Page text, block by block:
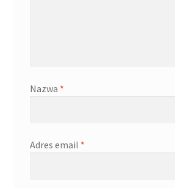
Nazwa *
Adres email *